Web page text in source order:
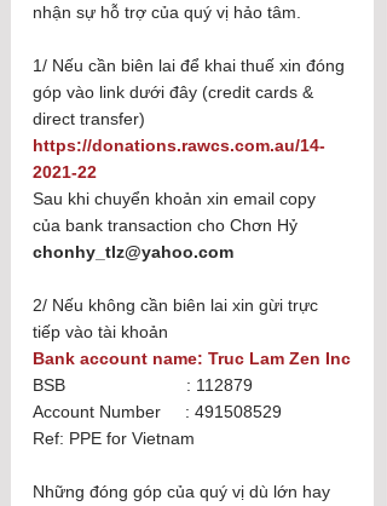
nhận sự hỗ trợ của quý vị hảo tâm.
1/ Nếu cần biên lai để khai thuế xin đóng
góp vào link dưới đây (credit cards &
direct transfer)
https://donations.rawcs.com.au/14-
2021-22
Sau khi chuyển khoản xin email copy
của bank transaction cho Chơn Hỷ
chonhy_tlz@yahoo.com
2/ Nếu không cần biên lai xin gừi trực
tiếp vào tài khoản
Bank account name: Truc Lam Zen Inc
BSB                         : 112879
Account Number     : 491508529
Ref: PPE for Vietnam
Những đóng góp của quý vị dù lớn hay